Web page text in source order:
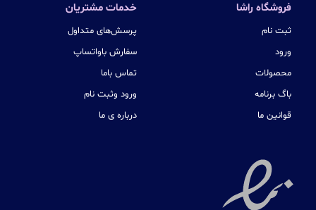
فروشگاه راشا
ثبت نام
ورود
محصولات
باگ برنامه
قوانین ما
خدمات مشتریان
پرسش‌های متداول
سفارش باواتساپ
تماس باما
ورود وثبت نام
درباره ی ما